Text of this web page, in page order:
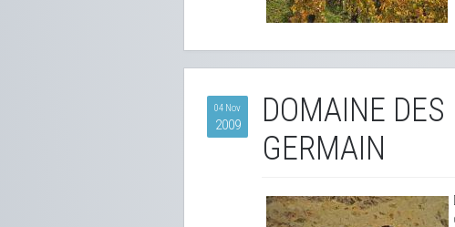
04 Nov
2009
DOMAINE
GERMAIN